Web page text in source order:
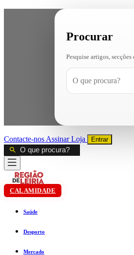
Procurar
Pesquise artigos, secções
Contacte-nos AssinarLoja Entrar
CALAMIDADE
Saúde
Desporto
Mercado